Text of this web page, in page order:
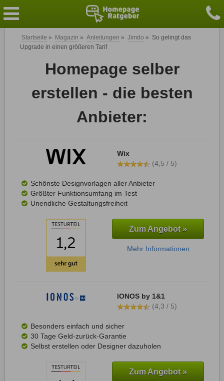
Startseite » Magazin » Anleitungen » Jimdo » So gelingt das
Upgrade in einen größeren Tarif
Homepage selber
erstellen - die besten
Anbieter:
Wix
(4,5 / 5)
Schönste Designvorlagen aller Anbieter
Größter Funktionsumfang im Test
Unendliche Gestaltungsfreiheit
Zum Angebot »
Mehr Informationen
IONOS by 1&1
(4,3 / 5)
Besonders einfach und sicher
30 Tage Geld-zurück-Garantie
Selbst erstellen oder Designer dazuholen
Zum Angebot »